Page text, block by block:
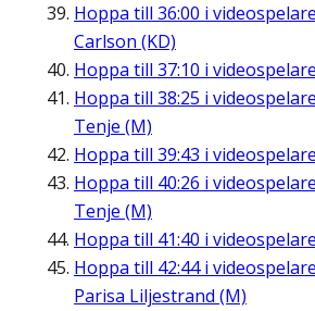
Hoppa till 36:00 i
Carlson (KD)
Hoppa till 37:10 i
Hoppa till 38:25 i
Tenje (M)
Hoppa till 39:43 i
Hoppa till 40:26 i
Tenje (M)
Hoppa till 41:40 i
Hoppa till 42:44i
Parisa Liljestrand (M)